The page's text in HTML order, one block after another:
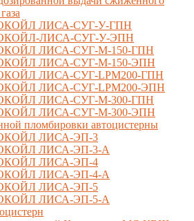
ЛИСА-СУГ-У-ГПН
ЛИСА-СУГ-У-ЭПН
ЛИСА-СУГ-М-150-ГПН
ЛИСА-СУГ-М-150-ЭПН
ЛИСА-СУГ-LPM200-ГПН
ЛИСА-СУГ-LPM200-ЭПН
ЛИСА-СУГ-М-300-ГПН
ЛИСА-СУГ-М-300-ЭПН
пломбировки автоцистерны
ЛИСА-ЭП-3
ЛИСА-ЭП-3-А
ЛИСА-ЭП-4
ЛИСА-ЭП-4-А
ЛИСА-ЭП-5
ЛИСА-ЭП-5-А